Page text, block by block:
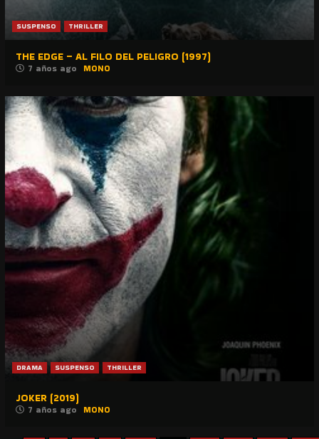
SUSPENSO THRILLER
THE EDGE – AL FILO DEL PELIGRO (1997)
7 años ago MONO
DRAMA SUSPENSO THRILLER
JOKER (2019)
7 años ago MONO